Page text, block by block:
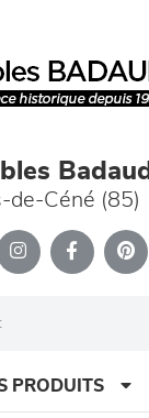
Badaud
de-Céné (85)
PRODUITS